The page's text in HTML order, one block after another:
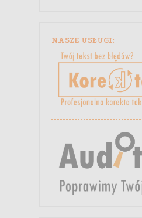
NASZE USŁUGI: